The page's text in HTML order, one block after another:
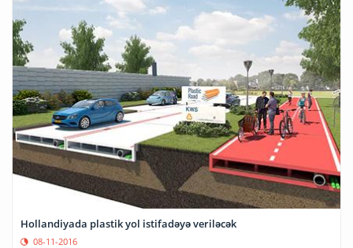
Hollandiyada plastik yol istifadəyə veriləcək
08-11-2016